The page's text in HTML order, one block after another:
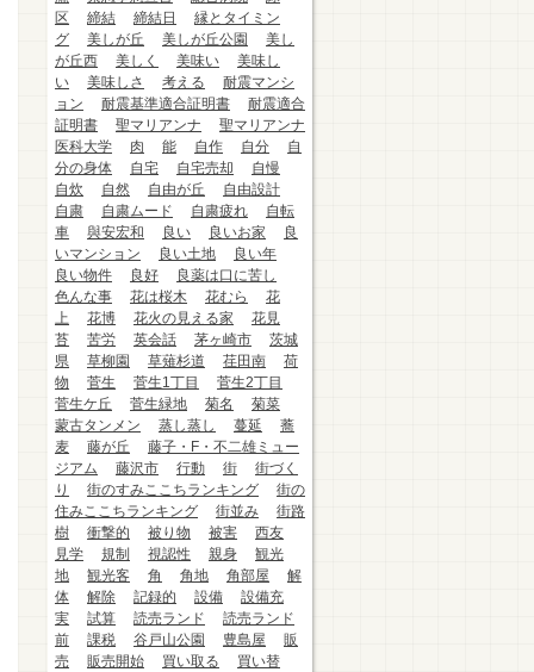
区
締結 締結日
縁とタイミン
グ
美しが丘 美しが丘公園
美し
が丘西
美しく 美味い
美味し
い
美味しさ 考える
耐震マンシ
ョン
耐震基準適合証明書
耐震適合
証明書
聖マリアンナ
聖マリアンナ
医科大学
肉 能 自作 自分
自
分の身体
自宅 自宅売却
自慢
自炊
自然 自由が丘
自由設計
自粛
自粛ムード 自粛疲れ
自転
車
與安宏和 良い 良いお家
良
いマンション
良い土地
良い年
良い物件
良好
良薬は口に苦し
色んな事
花は桜木 花むら
花
上
花博 花火の見える家
花見
苔
苦労 英会話 茅ヶ崎市
茨城
県
草柳園 草薙杉道 荏田南
荷
物
菅生 菅生1丁目
菅生2丁目
菅生ケ丘
菅生緑地 菊名
菊菜
蒙古タンメン
蒸し蒸し 蔓延
蕎
麦
藤が丘
藤子・F・不二雄ミュー
ジアム
藤沢市 行動 街
街づく
り
街のすみここちランキング
街の
住みここちランキング
街並み
街路
樹
衝撃的 被り物 被害
西友
見学
規制 視認性 親身
観光
地
観光客 角 角地 角部屋
解
体
解除 記録的 設備
設備充
実
試算 読売ランド
読売ランド
前
課税 谷戸山公園 豊島屋
販
売
販売開始 買い取る
買い替